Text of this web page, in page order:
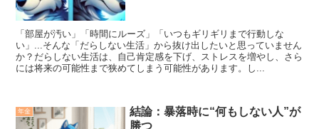
「部屋が汚い」「時間にルーズ」「いつもギリギリまで行動しな
い」...そんな「だらしない生活」から抜け出したいと思っていません
か？だらしない生活は、自己肯定感を下げ、ストレスを増やし、さら
には将来の可能性まで狭めてしまう可能性があります。し...
年金
結論：暴落時に“何もしない人”が
勝つ